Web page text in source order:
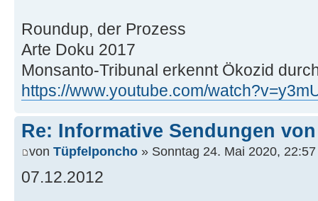
Roundup, der Prozess
Arte Doku 2017
Monsanto-Tribunal erkennt Ökozid
https://www.youtube.com/
Re: Informative Sendungen
von Tüpfelponcho » Sonntag 24. Mai 2020, 22:57
07.12.2012